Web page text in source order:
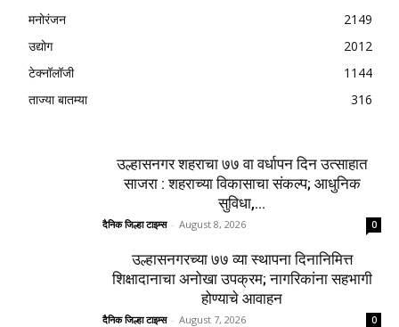
मनोरंजन
2149
उद्योग
2012
टेक्नॉलॉजी
1144
ताज्या बातम्या
316
उल्हासनगर शहराचा ७७ वा वर्धापन दिन उत्साहात
साजरा : शहराच्या विकासाचा संकल्प; आधुनिक
सुविधा,...
दैनिक जिल्हा टाइम्स - August 8, 2026 0
उल्हासनगरच्या ७७ व्या स्थापना दिनानिमित्त
शिक्षादानाचा अनोखा उपक्रम; नागरिकांना सहभागी
होण्याचे आवाहन
दैनिक जिल्हा टाइम्स - August 7, 2026 0